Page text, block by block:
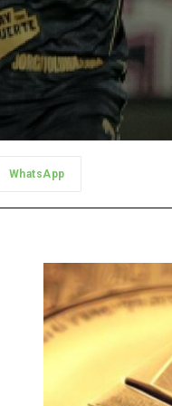
WhatsApp